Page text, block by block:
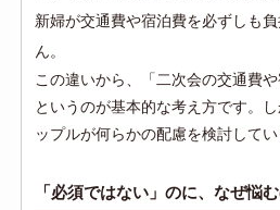
新婦が交通費や宿泊費を必ずしも
ん。
この違いから、「二次会の交通費
というのが基本的な考え方です。
ップルが何らかの配慮を検討してい
「必須ではない」のに、なぜ悩